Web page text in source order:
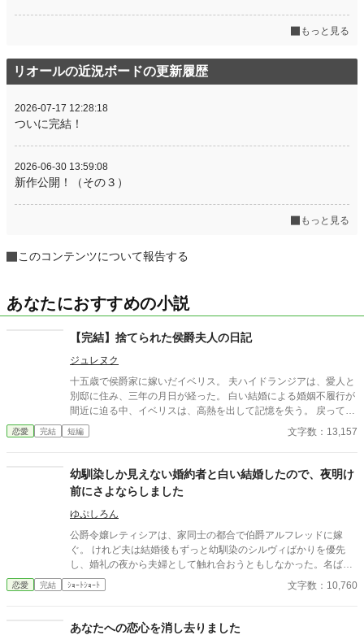
もっと見る
リオールの近況ボードの更新履歴
2026-07-17 12:28:18
ついに完結！
2026-06-30 13:59:08
新作公開！（その３）
もっと見る
このコンテンツについて報告する
あなたにおすすめの小説
【完結】捨てられた侯爵夫人の日記
ジュレヌク
十五歳で侯爵家に嫁いだイベリス。 夫ハイドランジアは、愛人と
別邸に住み、三年の月日が経った。 白い結婚による婚姻不履行が
間近に迫る中、イベリスは、高熱を出して記憶を失う。 戻ってき
た夫は、妻に仕える侍女アリッサムから、いない月日の間書き綴
られた日記を手渡される。 そこには、出会った日から自分を恋し
なり、美しく成長した妻を前に、ハイドランジアは、心が揺ら
ぐ。 自分への恋心を忘れてしまったとしても、これ程までに思っ
てくれていたのなら、また、愛を育めるのではないのか？ 様々な
人間の思いが交錯し、物語は、思わぬ方向へと進んでいく。
恋愛 完結 短編 文字数：13,157
幼馴染しか見えない婚約者と白い結婚したので、夜明け
前にさよならしました
ゆぷしろん
公爵令嬢レティシアは、家同士の都合で伯爵アルフレッドに嫁
ぐ。 けれど夫は結婚後もずっと幼馴染のシルヴィばかりを優先
し、婚礼の夜から夫婦として触れ合おうともしなかった。名ばか
りの妻として伯爵家を支え、領地経営まで立て直しても、彼にと
ってレティシアは“都合のいい伯爵夫人”でしかない。 やがて結婚
染を屋敷に迎え入れようとしている会話を聞いてしまったレティ
シアは、ついに決意する。 ――もう、この結婚には見切りをつけ
恋愛 完結 ｼｮｰﾄｼｮｰﾄ 文字数：10,760
あなたへの恋心を消し去りました